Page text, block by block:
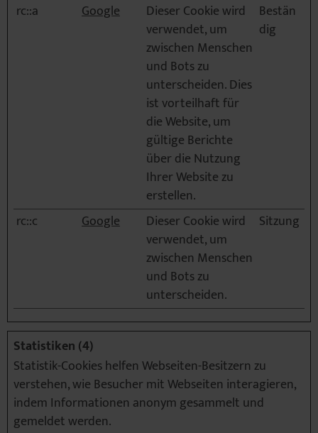
rc::a Google
Dieser Cookie wird
verwendet, um
zwischen Menschen
und Bots zu
unterscheiden. Dies
ist vorteilhaft für
die Website, um
gültige Berichte
über die Nutzung
Ihrer Website zu
erstellen.
Bestän
dig
rc::c Google
Dieser Cookie wird
verwendet, um
zwischen Menschen
und Bots zu
unterscheiden.
Sitzung
Statistiken (4)
Statistik-Cookies helfen Webseiten-Besitzern zu
verstehen, wie Besucher mit Webseiten interagieren,
indem Informationen anonym gesammelt und
gemeldet werden.